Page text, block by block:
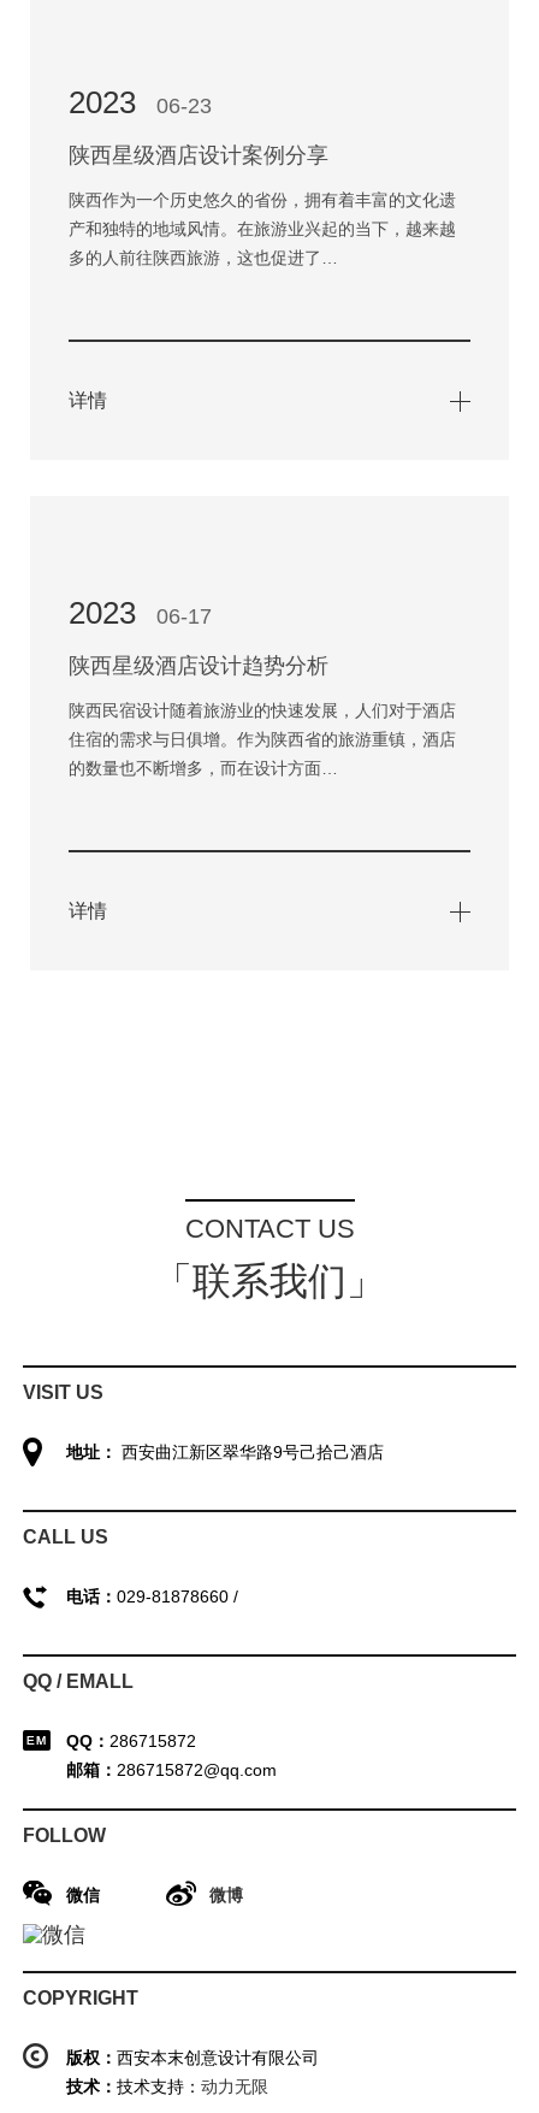
2023 06-23
陕西星级酒店设计案例分享
陕西作为一个历史悠久的省份，拥有着丰富的文化遗
产和独特的地域风情。在旅游业兴起的当下，越来越
多的人前往陕西旅游，这也促进了…
详情
2023 06-17
陕西星级酒店设计趋势分析
陕西民宿设计随着旅游业的快速发展，人们对于酒店
住宿的需求与日俱增。作为陕西省的旅游重镇，酒店
的数量也不断增多，而在设计方面…
详情
CONTACT US
「联系我们」
VISIT US
地址： 西安曲江新区翠华路9号己拾己酒店
CALL US
电话： 029-81878660 /
QQ / EMALL
QQ： 286715872
邮箱： 286715872@qq.com
FOLLOW
微信 微博
COPYRIGHT
版权： 西安本末创意设计有限公司
技术： 技术支持： 动力无限